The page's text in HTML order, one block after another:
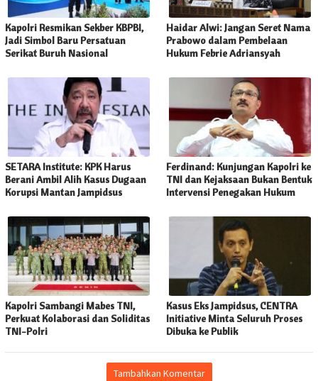
Kapolri Resmikan Sekber KBPBI,
Jadi Simbol Baru Persatuan
Serikat Buruh Nasional
Haidar Alwi: Jangan Seret Nama
Prabowo dalam Pembelaan
Hukum Febrie Adriansyah
SETARA Institute: KPK Harus
Berani Ambil Alih Kasus Dugaan
Korupsi Mantan Jampidsus
Ferdinand: Kunjungan Kapolri ke
TNI dan Kejaksaan Bukan Bentuk
Intervensi Penegakan Hukum
Kapolri Sambangi Mabes TNI,
Perkuat Kolaborasi dan Soliditas
TNI-Polri
Kasus Eks Jampidsus, CENTRA
Initiative Minta Seluruh Proses
Dibuka ke Publik
Tambahkan Komentar